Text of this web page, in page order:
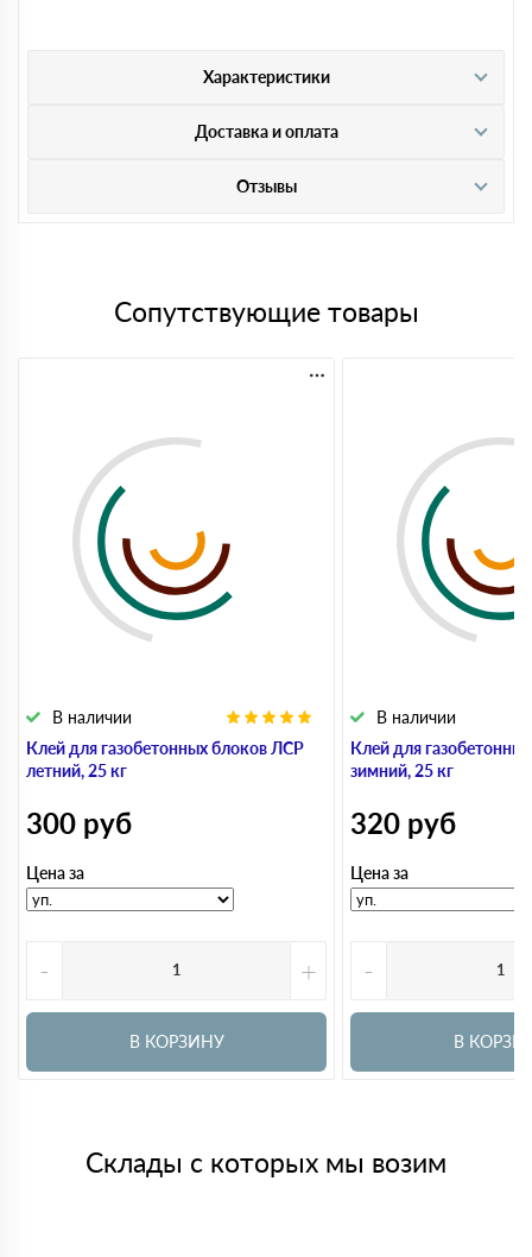
Характеристики
Доставка и оплата
Отзывы
Сопутствующие товары
Клей для газобетонных блоков ЛСР
летний, 25 кг
В наличии
300 руб
Цена за
- +
В КОРЗИНУ
Клей для
зимний, 25 кг
В наличии
320 руб
Цена за
-
В
Склады с которых мы возим